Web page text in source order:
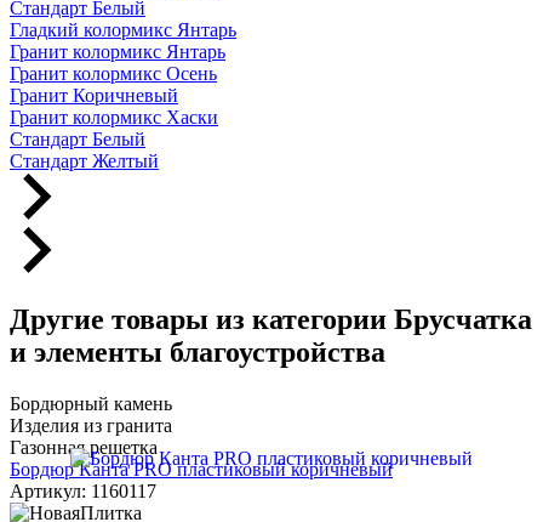
Стандарт Белый
Гладкий колормикс Янтарь
Гранит колормикс Янтарь
Гранит колормикс Осень
Гранит Коричневый
Гранит колормикс Хаски
Стандарт Белый
Стандарт Желтый
Другие товары из категории Брусчатка
и элементы благоустройства
Бордюрный камень
Изделия из гранита
Газонная решетка
Бордюр Канта PRO пластиковый коричневый
Артикул: 1160117